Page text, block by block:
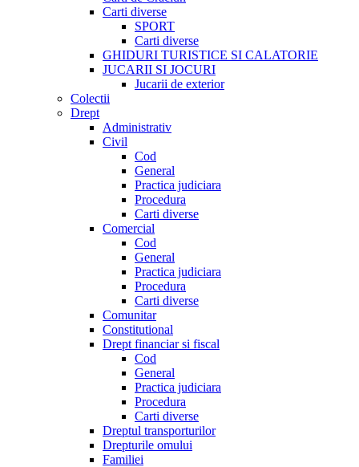
Carti diverse
SPORT
Carti diverse
GHIDURI TURISTICE SI CALATORIE
JUCARII SI JOCURI
Jucarii de exterior
Colectii
Drept
Administrativ
Civil
Cod
General
Practica judiciara
Procedura
Carti diverse
Comercial
Cod
General
Practica judiciara
Procedura
Carti diverse
Comunitar
Constitutional
Drept financiar si fiscal
Cod
General
Practica judiciara
Procedura
Carti diverse
Dreptul transporturilor
Drepturile omului
Familiei